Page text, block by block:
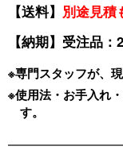
【送料】 別途見積
【納期】受注品
※専門スタッフが、
※使用法・お手入れ
す。